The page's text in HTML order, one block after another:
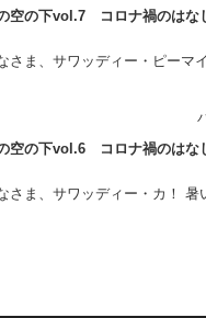
の空の下vol.7 コロナ禍のはな
さま、サワッディー・ピーマ
空の下vol.6 コロナ禍のはな
さま、サワッディー・カ！ 暑